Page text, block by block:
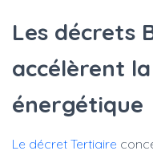
Les décrets
accélèrent
énergétique
Le décret Tertiaire